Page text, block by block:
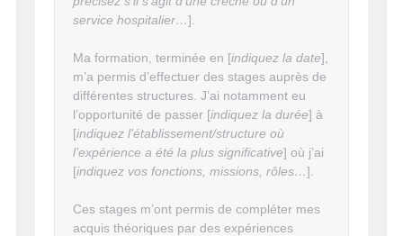
service hospitalier…].
Ma formation, terminée en [indiquez la date],
m’a permis d’effectuer des stages auprès de
différentes structures. J’ai notamment eu
l’opportunité de passer [indiquez la durée] à
[indiquez l'établissement/structure où
l’expérience a été la plus significative] où j’ai
[indiquez vos fonctions, missions, rôles…].
Ces stages m’ont permis de compléter mes
acquis théoriques par des expériences